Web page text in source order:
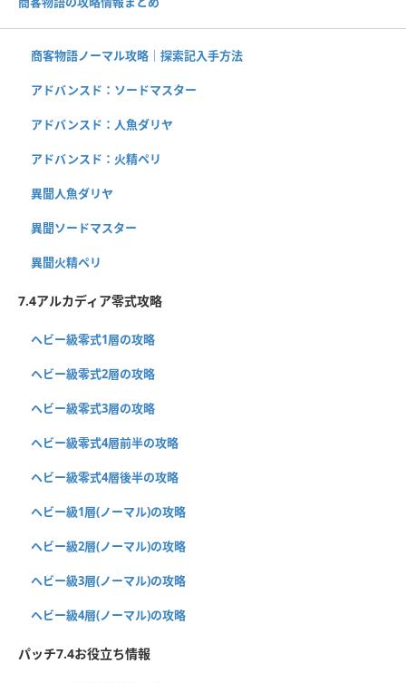
商客物語ノーマル攻略｜探索記入手方法
アドバンスド：ソードマスター
アドバンスド：人魚ダリヤ
アドバンスド：火精ペリ
異聞人魚ダリヤ
異聞ソードマスター
異聞火精ペリ
7.4アルカディア零式攻略
ヘビー級零式1層の攻略
ヘビー級零式2層の攻略
ヘビー級零式3層の攻略
ヘビー級零式4層前半の攻略
ヘビー級零式4層後半の攻略
ヘビー級1層(ノーマル)の攻略
ヘビー級2層(ノーマル)の攻略
ヘビー級3層(ノーマル)の攻略
ヘビー級4層(ノーマル)の攻略
パッチ7.4お役立ち情報